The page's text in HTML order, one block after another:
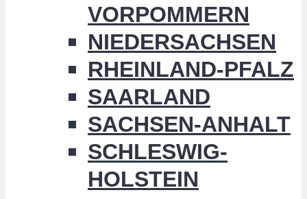
VORPOMMERN
NIEDERSACHSEN
RHEINLAND-PFALZ
SAARLAND
SACHSEN-ANHALT
SCHLESWIG-
HOLSTEIN